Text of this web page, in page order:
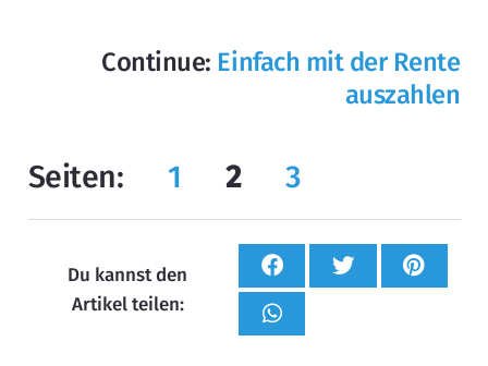
Continue: Einfach mit der Rente
auszahlen
Seiten: 1 2 3
Du kannst den
Artikel teilen: